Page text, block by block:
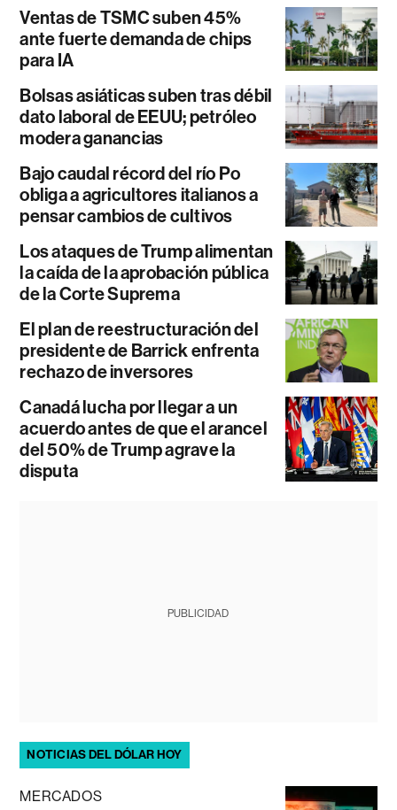
Ventas de TSMC suben 45%
ante fuerte demanda de chips
para IA
Bolsas asiáticas suben tras débil
dato laboral de EEUU; petróleo
modera ganancias
Bajo caudal récord del río Po
obliga a agricultores italianos a
pensar cambios de cultivos
Los ataques de Trump alimentan
la caída de la aprobación pública
de la Corte Suprema
El plan de reestructuración del
presidente de Barrick enfrenta
rechazo de inversores
Canadá lucha por llegar a un
acuerdo antes de que el arancel
del 50% de Trump agrave la
disputa
PUBLICIDAD
NOTICIAS DEL DÓLAR HOY
MERCADOS